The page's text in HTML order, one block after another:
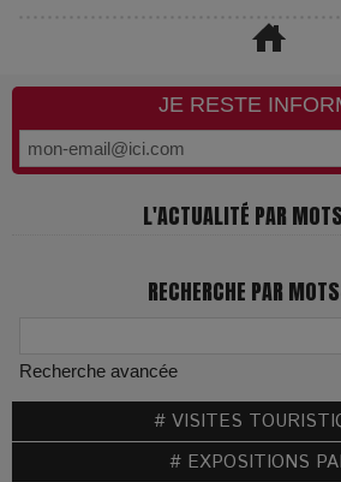
JE RESTE
L'ACTUALITÉ PAR
RECHERCHE PAR
Recherche avancée
# VISITES
# EXPOSITIONS